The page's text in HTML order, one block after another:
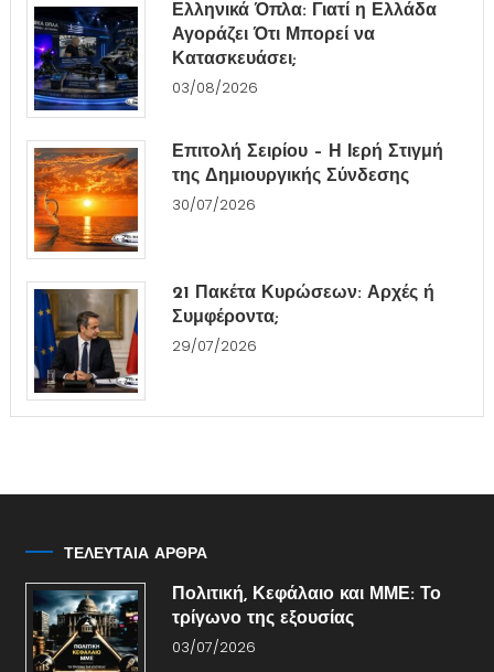
Ελληνικά Όπλα: Γιατί η Ελλάδα
Αγοράζει Ότι Μπορεί να
Κατασκευάσει;
03/08/2026
Επιτολή Σειρίου – Η Ιερή Στιγμή
της Δημιουργικής Σύνδεσης
30/07/2026
21 Πακέτα Κυρώσεων: Αρχές ή
Συμφέροντα;
29/07/2026
ΤΕΛΕΥΤΑΙΑ ΑΡΘΡΑ
Πολιτική, Κεφάλαιο και ΜΜΕ: Το
τρίγωνο της εξουσίας
03/07/2026